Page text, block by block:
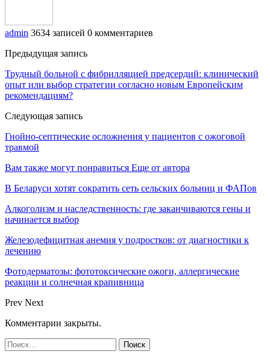
admin 3634 записей 0 комментариев
Предыдущая запись
Трудный больной с фибрилляцией предсердий: клинический
опыт или выбор стратегии согласно новым Европейским
рекомендациям?
Следующая запись
Гнойно-септические осложнения у пациентов с ожоговой
травмой
Вам также могут понравиться Еще от автора
В Беларуси хотят сократить сеть сельских больниц и ФАПов
Алкоголизм и наследственность: где заканчиваются гены и
начинается выбор
Железодефицитная анемия у подростков: от диагностики к
лечению
Фотодерматозы: фототоксические ожоги, аллергические
реакции и солнечная крапивница
Prev Next
Комментарии закрыты.